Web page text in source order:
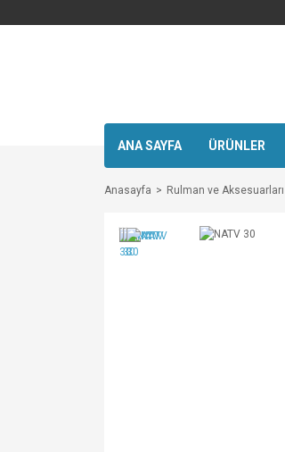
ANA SAYFA ÜRÜNLER
Anasayfa Rulman ve Aksesuarları